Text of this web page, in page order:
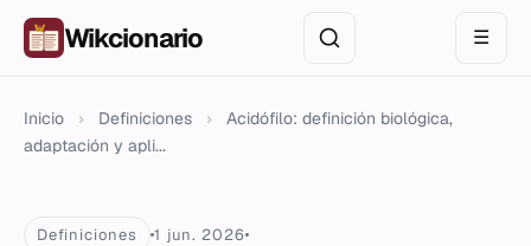
Wikcionario ☰
Inicio › Definiciones ›
Acidófilo: definición biológica,
adaptación y apli...
Definiciones 1 jun. 2026